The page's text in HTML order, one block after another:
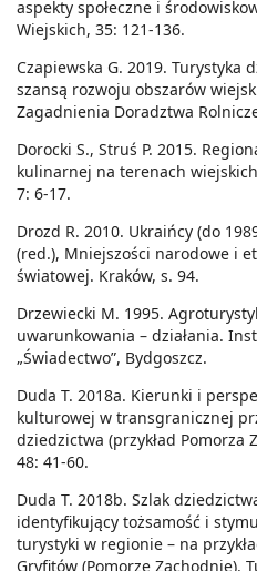
aspekty społeczne i
Wiejskich, 35: 121-136.
Czapiewska G. 2019. Turystyka
szansą rozwoju obszarów
Zagadnienia Doradztwa
Dorocki S., Struś P. 2015.
kulinarnej na terenach
7: 6-17.
Drozd R. 2010. Ukraińcy (do
(red.), Mniejszości narodowe i
światowej. Kraków, s. 94.
Drzewiecki M. 1995.
uwarunkowania – działania.
„Świadectwo”, Bydgoszcz.
Duda T. 2018a. Kierunki i
kulturowej w transgranicznej
dziedzictwa (przykład Pomorza
48: 41-60.
Duda T. 2018b. Szlak
identyfikujący tożsamość i
turystyki w regionie – na
Gryfitów (Pomorze Zachodnie).